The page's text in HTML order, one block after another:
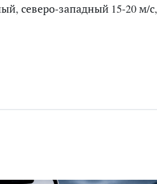
северо-западный 15-20 м/с,